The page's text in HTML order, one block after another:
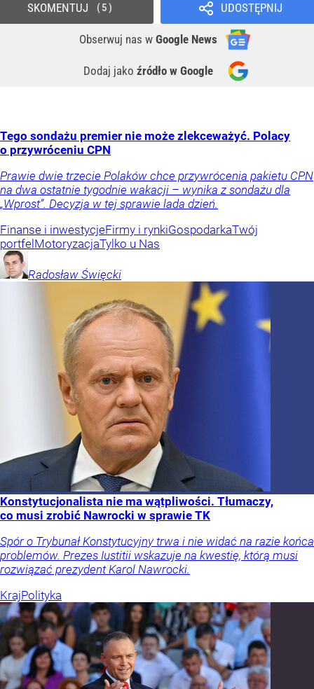
UDOSTĘPNIJ
Obserwuj nas w Google News
Dodaj jako źródło w Google
SKOMENTUJ 5
Tego sondażu premier nie może zlekceważyć. Polacy
o przywróceniu CPN
Prawie dwie trzecie Polaków chce przywrócenia pakietu CPN
na dwa ostatnie tygodnie wakacji – wynika z sondażu dla
„Wprost”. Decyzja w tej sprawie lada dzień.
Finanse i inwestycjeFirmy i rynkiGospodarkaTwój
portfel MotoryzacjaTylko u Nas
Radosław Święcki
Konstytucjonalista nie ma wątpliwości. Tłumaczy,
co musi zrobić Nawrocki w sprawie TK
Spór o Trybunał Konstytucyjny trwa i nie widać na razie końca
problemów. Prezes Iustitii wskazuje na kwestię, którą musi
rozwiązać prezydent Karol Nawrocki.
KrajPolityka